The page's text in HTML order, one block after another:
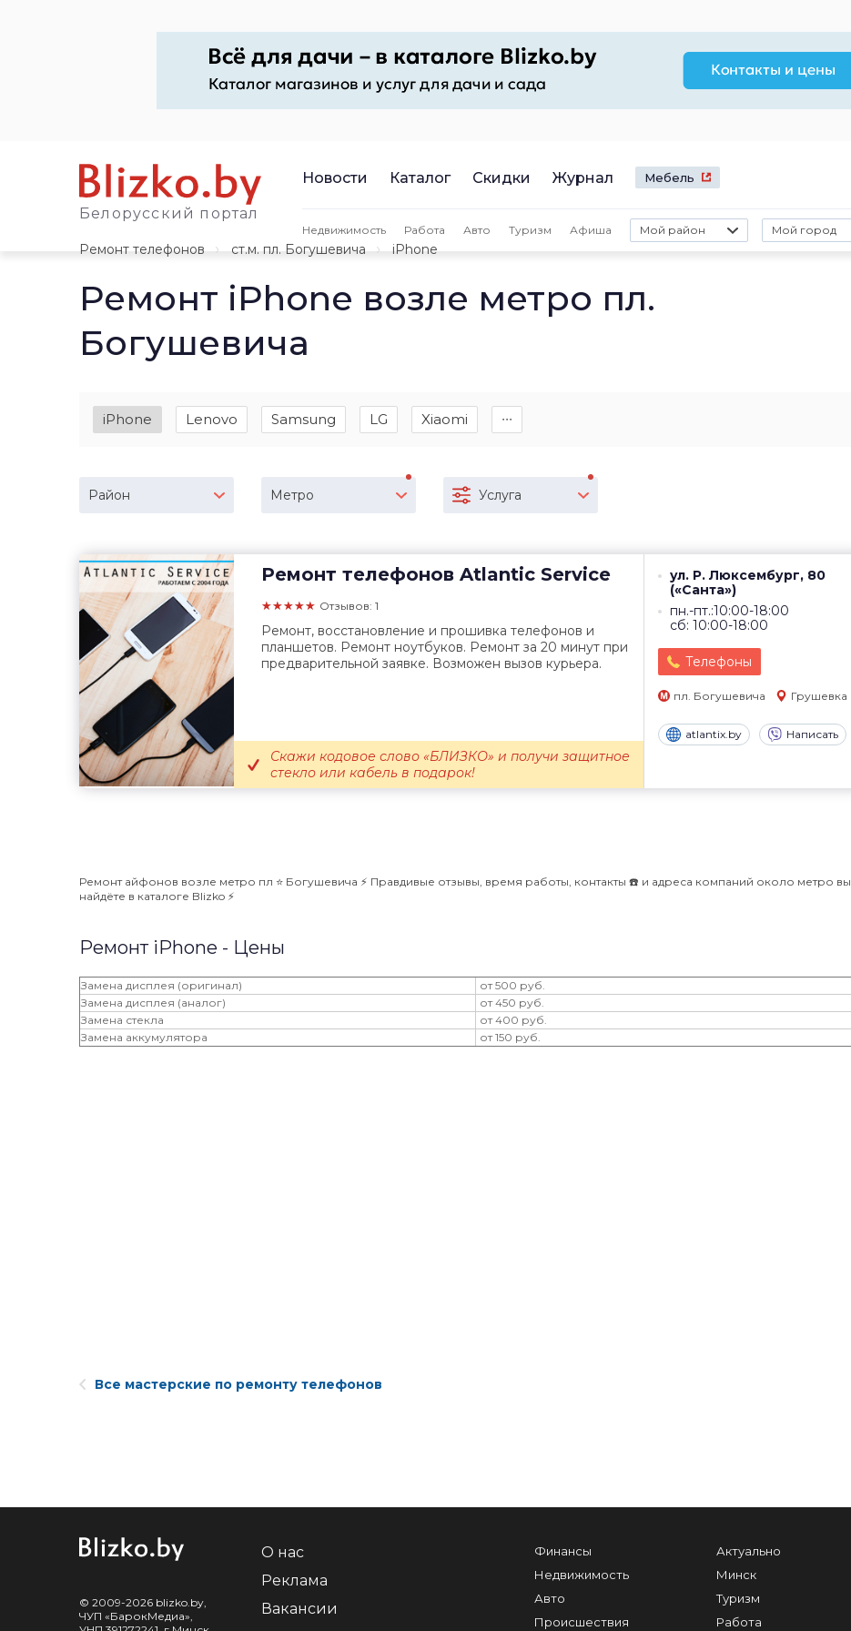
Белорусский портал
Новости Каталог Скидки Журнал Мебель
Недвижимость Работа Авто Туризм Афиша Мой район Мой город
Ремонт телефонов
ст.м. пл. Богушевича iPhone
Ремонт iPhone возле метро пл.
Богушевича
iPhone Lenovo Samsung LG Xiaomi ∙∙∙
Район Метро Услуга
Ремонт телефонов Atlantic Service
★★★★★ Отзывов: 1
ул. Р. Люксембург, 80
(«Санта»)
пн.-пт.:10:00-18:00
сб: 10:00-18:00
Телефоны
пл. Богушевича Грушевка
atlantix.by Написать
Ремонт, восстановление и прошивка телефонов и
планшетов. Ремонт ноутбуков. Ремонт за 20 минут при
предварительной заявке. Возможен вызов курьера.
Скажи кодовое слово «БЛИЗКО» и получи защитное
стекло или кабель в подарок!
Ремонт айфонов возле метро пл ⭐️ Богушевича ⚡️ Правдивые отзывы, время работы, контакты ☎️ и адреса компаний около метро вы
найдёте в каталоге Blizko ⚡️
Ремонт iPhone - Цены
Замена дисплея (оригинал)
от 500 руб.
Замена дисплея (аналог)
от 450 руб.
Замена стекла
от 400 руб.
Замена аккумулятора
от 150 руб.
Все мастерские по ремонту телефонов
© 2009-2026 blizko.by,
ЧУП «БарокМедиа»,
О нас
Реклама
Вакансии
Финансы
Недвижимость
Авто
Происшествия
Актуально
Минск
Туризм
Работа